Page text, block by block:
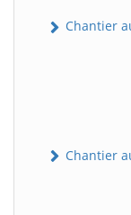
Chantier
Chantier